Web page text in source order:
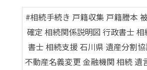
#相続手続き 戸籍収集 戸籍謄本
確定 相続関係説明図 行政書士
書士 相続支援 石川県 遺産分割
不動産名義変更 金融機関 相続 遺